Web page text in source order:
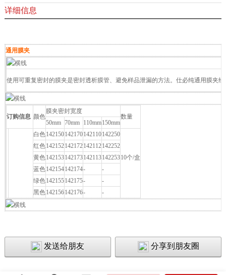
详细信息
通用膜夹
使用可重复密封的膜夹是密封透析膜管、避免样品泄漏的方法。仕必纯通用膜夹
订购信息 颜色
膜夹密封宽度
数量
50mm 70mm 110mm150mm
白色142150142170142110142250
10个/盒
红色142152142172142112142252
黄色142153142173142113142253
蓝色142154142174-
-
绿色142155142175-
-
黑色142156142176- -
发送给朋友 分享到朋友圈